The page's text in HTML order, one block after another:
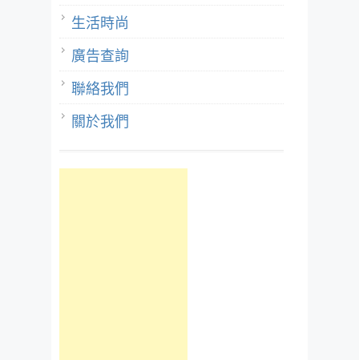
生活時尚
廣告查詢
聯絡我們
關於我們